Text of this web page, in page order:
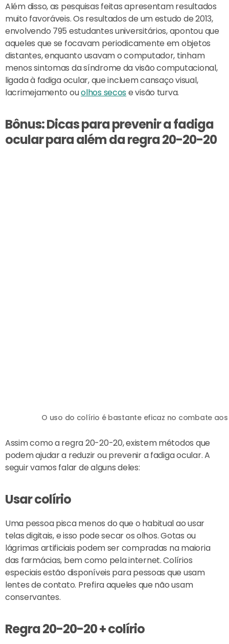
Além disso, as pesquisas feitas apresentam resultados
muito favoráveis. Os resultados de um estudo de 2013,
envolvendo 795 estudantes universitários, apontou que
aqueles que se focavam periodicamente em objetos
distantes, enquanto usavam o computador, tinham
menos sintomas da síndrome da visão computacional,
ligada à fadiga ocular, que incluem cansaço visual,
lacrimejamento ouolhos secose visão turva.
Bônus: Dicas para prevenir a fadiga
ocular para além da regra 20-20-20
O uso do colírio é bastante eficaz no combate
Assim como a regra 20-20-20, existem métodos que
podem ajudar a reduzir ou prevenir a fadiga ocular. A
seguir vamos falar de alguns deles:
Usar colírio
Uma pessoa pisca menos do que o habitual ao usar
telas digitais, e isso pode secar os olhos. Gotas ou
lágrimas artificiais podem ser compradas na maioria
das farmácias, bem como pela internet. Colírios
especiais estão disponíveis para pessoas que usam
lentes de contato. Prefira aqueles que não usam
conservantes.
Regra 20-20-20 + colírio